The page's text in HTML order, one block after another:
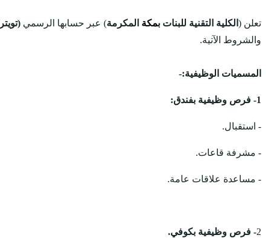
تعلن ( الكلية التقنية للبنات بمكة المكرمة) عبر حسابها الرسمي (تويتر
والشروط الآتية.
المسميات الوظيفية:-
1- فرص وظيفية بفندق:
- استقبال.
- مشرفة قاعات.
- مساعدة علاقات عامة.
2- فرص وظيفية بكوفي.